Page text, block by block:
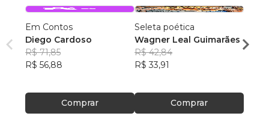
Em Contos
Diego Cardoso
R$ 71,85
R$ 56,88
Comprar
Seleta poética
Wagner Leal Guimarães
R$ 42,84
R$ 33,91
Comprar
ainda
Carla